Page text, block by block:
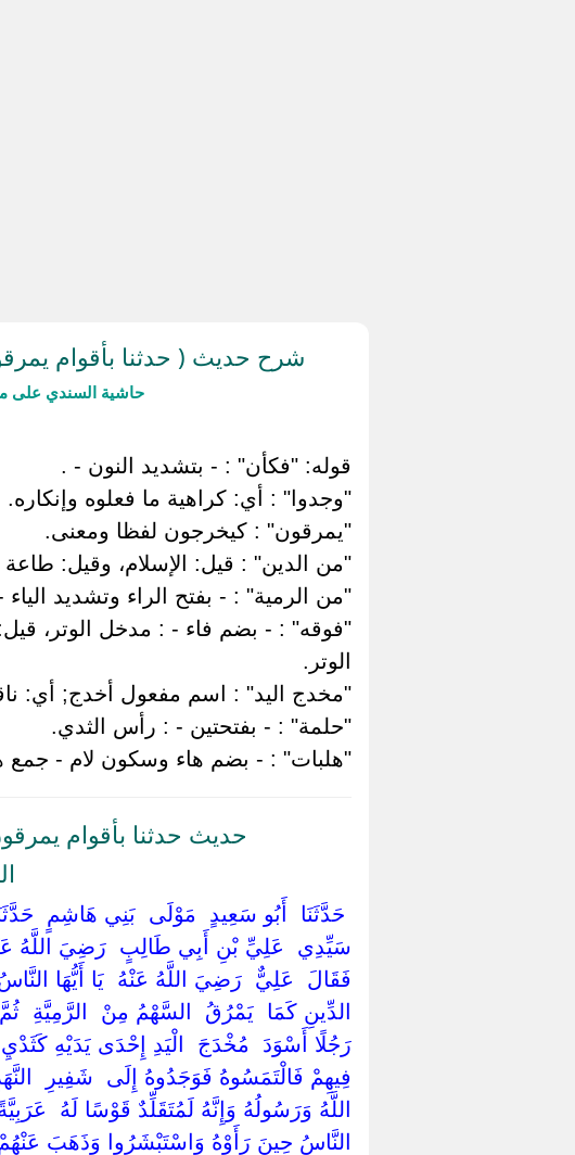
شرح حديث ( حدثنا بأقوام
حاشية السندي على
قوله: "فكأن" : - بتشديد النون - .
"وجدوا" : أي: كراهية ما فعلوه وإنكاره.
"يمرقون" : كيخرجون لفظا ومعنى.
"من الدين" : قيل: الإسلام، وقيل: طاعة
"من الرمية" : - بفتح الراء وتشديد
"فوقه" : - بضم فاء - : مدخل الوتر،
الوتر.
"مخدج اليد" : اسم مفعول أخدج; أي:
"حلمة" : - بفتحتين - : رأس الثدي.
"هلبات" : - بضم هاء وسكون لام - جمع
حديث حدثنا بأقوام
‏حَدَّثَنَا ‏ ‏أَبُو سَعِيدٍ ‏ ‏مَوْلَى ‏ ‏بَنِي هَاشِمٍ
سَيِّدِي ‏ ‏عَلِيِّ بْنِ أَبِي طَالِبٍ ‏ ‏رَضِيَ اللَّهُ
فَقَالَ ‏ ‏عَلِيٌّ ‏ ‏رَضِيَ اللَّهُ عَنْهُ ‏ ‏يَا أَيُّهَا
الدِّينِ كَمَا ‏ ‏يَمْرُقُ ‏ ‏السَّهْمُ مِنْ ‏ ‏الرَّمِيَّةِ
رَجُلًا أَسْوَدَ ‏ ‏مُخْدَجَ ‏ ‏الْيَدِ إِحْدَى يَدَيْهِ
فِيهِمْ فَالْتَمَسُوهُ فَوَجَدُوهُ إِلَى ‏ ‏شَفِيرِ
اللَّهُ وَرَسُولُهُ وَإِنَّهُ لَمُتَقَلِّدٌ قَوْسًا لَهُ
النَّاسُ حِينَ رَأَوْهُ وَاسْتَبْشَرُوا وَذَهَبَ عَنْهُمْ